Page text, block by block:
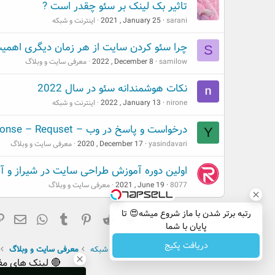
رتبه برتر شدن با ماز شروع میشه😍 تا
پایان با شما
دریافت پکیج
s
:
تاثیر بک لینک بر سئو چقدر است ?
sarani
2021 , January 25 اینترنت و شبکه
S چرا سئو کردن سایت از هر زمان دیگری
samilow
2022 , December 8 معرفی سایت و وبلاگ
نکات هوشمندانه سئو در سال 2022
nirone
2022 , January 13 اینترنت و شبکه
Y درخواست و پاسخ در وب – Response – Requset به روش سئو روز
yasindavari
2020 , December 17 معرفی سایت و وبلاگ
اولین دوره آموزش طراحی سایت در شیراز و
8077
2021 , June 19 معرفی سایت و وبلاگ
اشتراک گذاری: فیسبوکتویتر Reddit
Pinterest
Tumblr
صفحه اصلی انجمن اینترنت و شبکه معرفی سایت و وبلاگ
🔴 لینک های